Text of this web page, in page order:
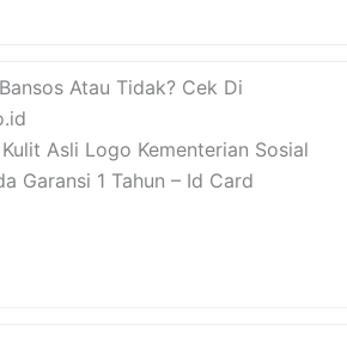
Atau Tidak? Cek Di
Asli Logo Kementerian Sosial
Garansi 1 Tahun – Id Card